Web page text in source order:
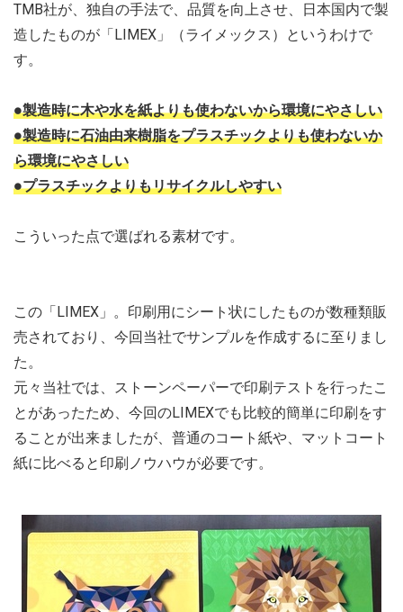
TMB社が、独自の手法で、品質を向上させ、日本国内で製
造したものが「LIMEX」（ライメックス）というわけで
す。
●製造時に木や水を紙よりも使わないから環境にやさしい
●製造時に石油由来樹脂をプラスチックよりも使わないか
ら環境にやさしい
●プラスチックよりもリサイクルしやすい
こういった点で選ばれる素材です。
この「LIMEX」。印刷用にシート状にしたものが数種類販
売されており、今回当社でサンプルを作成するに至りまし
た。
元々当社では、ストーンペーパーで印刷テストを行ったこ
とがあったため、今回のLIMEXでも比較的簡単に印刷をす
ることが出来ましたが、普通のコート紙や、マットコート
紙に比べると印刷ノウハウが必要です。